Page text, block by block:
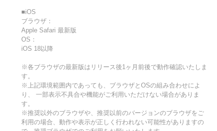
■iOS
ブラウザ：
Apple Safari 最新版
OS：
iOS 18以降
※各ブラウザの最新版はリリース後1ヶ月前後で動作確認いたしま
す。
※上記環境範囲内であっても、ブラウザとOSの組み合わせによ
り、 一部表示不具合や機能がご利用いただけない場合がありま
す。
※推奨以外のブラウザや、推奨以前のバージョンのブラウザをご
利用の場合、動作や表示が正しく行われない可能性がありますの